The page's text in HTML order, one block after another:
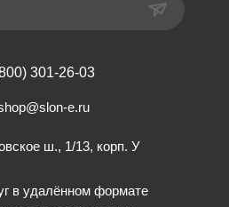
301-26-03
e.ru
ш., 1/13, корп. У
в удалённом формате